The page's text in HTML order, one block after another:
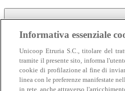
Informativa essenziale
Unicoop Etruria S.C., titolare del
tramite il presente sito, informa
cookie di profilazione al fine di
linea con le preferenze manifestate
in rete, anche attraverso